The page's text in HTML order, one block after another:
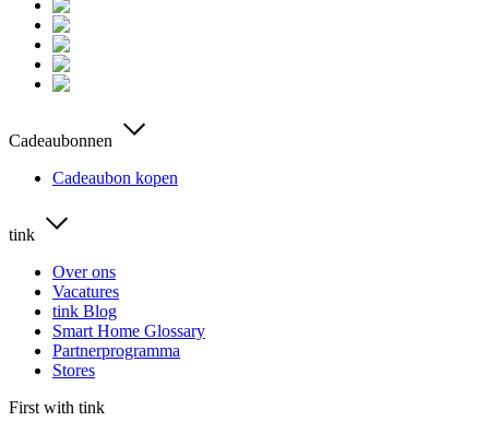
Cadeaubonnen
Cadeaubon kopen
tink
Over ons
Vacatures
tink Blog
Smart Home Glossary
Partnerprogramma
Stores
First with tink